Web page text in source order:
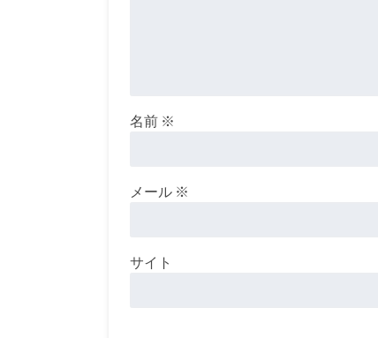
名前 ※
メール ※
サイト